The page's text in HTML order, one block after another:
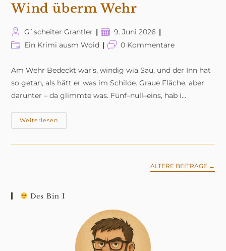
Wind überm Wehr
Beitrags-
Autor:
G`scheiter Grantler
Beitrag
veröffentlicht:
9. Juni 2026
Beitrags-
Ein Krimi ausm Woid
Beitrags-
0 Kommentare
Am Wehr Bedeckt war’s, windig wia Sau, und der Inn hat
so getan, als hätt er was im Schilde. Graue Fläche, aber
darunter – da glimmte was. Fünf–null–eins, hab i…
Weiterlesen
Überm
ÄLTERE BEITRÄGE →
Des Bin I